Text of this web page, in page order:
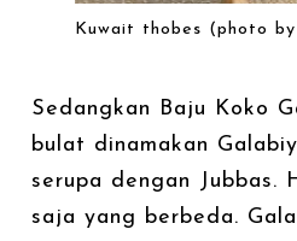
Kuwait thobes (photo
Sedangkan Baju Koko
bulat dinamakan
serupa dengan Jubbas.
saja yang berbeda.